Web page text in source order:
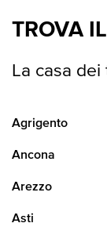
TROVA
La casa
Agrigento
Ancona
Arezzo
Asti